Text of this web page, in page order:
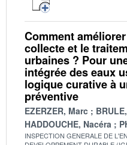
Comment
collecte et le
urbaines ? Pour
intégrée des eaux
logique curative à
préventive
EZERZER, Marc
HADDOUCHE, Nacéra
INSPECTION GENERALE DE